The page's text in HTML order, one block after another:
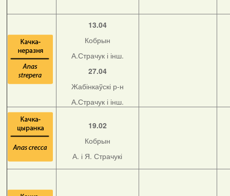
13.04
Кобрын
А.Страчук і інш.
27.04
Жабінкаўскі р-н
А.Страчук і інш.
19.02
Кобрын
А. і Я. Страчукі